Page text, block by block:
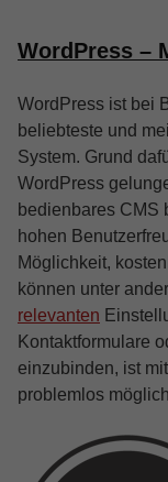
WordPress –
WordPress ist bei
beliebteste und
System. Grund
WordPress
bedienbares CMS
hohen
Möglichkeit,
können unter
relevanten
Kontaktformulare
einzubinden, ist
problemlos